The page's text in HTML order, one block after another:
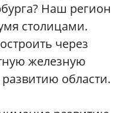
Наш регион
столицами.
через
железную
области.